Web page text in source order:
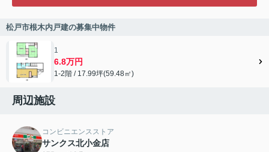
松戸市根木内戸建の募集中物件
1
6.8万円
1-2階 / 17.99坪(59.48㎡)
周辺施設
コンビニエンスストア
サンクス北小金店